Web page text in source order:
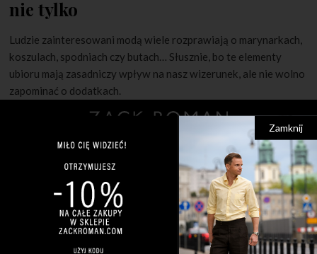
nie tylko
Ludzie zainteresowani modą wiele rozprawiają o marynarkach,
koszulach, spodniach czy butach… Słusznie, bo te elementy
ubioru mają zasadniczy wpływ na nasz wizerunek, ale nie wolno
zapominać o dodatkach.
Zamknij